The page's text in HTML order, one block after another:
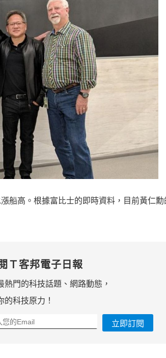
船高。根據富比士的即時資料，目前黃仁
Ｔ客邦電子日報
熱門的科技話題、網路動態，
的科技原力！
立即訂閱